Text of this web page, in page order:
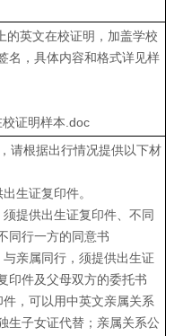
的英文在校证明，加盖学校
名，具体内容和格式详见样
证明样本.doc
请根据出行情况提供以下材
生证复印件。
提供出生证复印件、不同
同行一方的同意书
亲属同行，须提供出生证
印件及父母双方的委托书
，可以用中英文亲属关系
生子女证代替；亲属关系公